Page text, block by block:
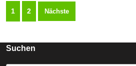
Seitennummerierung
der
1 2 Nächste
Suchen